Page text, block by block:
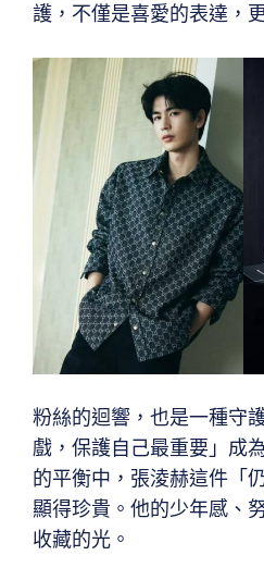
護，不僅是喜愛的表達，
粉絲的迴響，也是一種守
戲，保護自己最重要」成
的平衡中，張淩赫這件「
顯得珍貴。他的少年感、
收藏的光。